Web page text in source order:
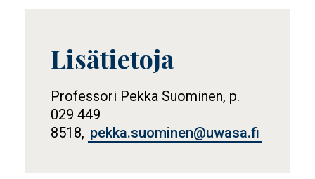
Tietolaatikko
Lisätietoja
Professori Pekka Suominen, p.
029 449
8518, pekka.suominen@uwasa.fi